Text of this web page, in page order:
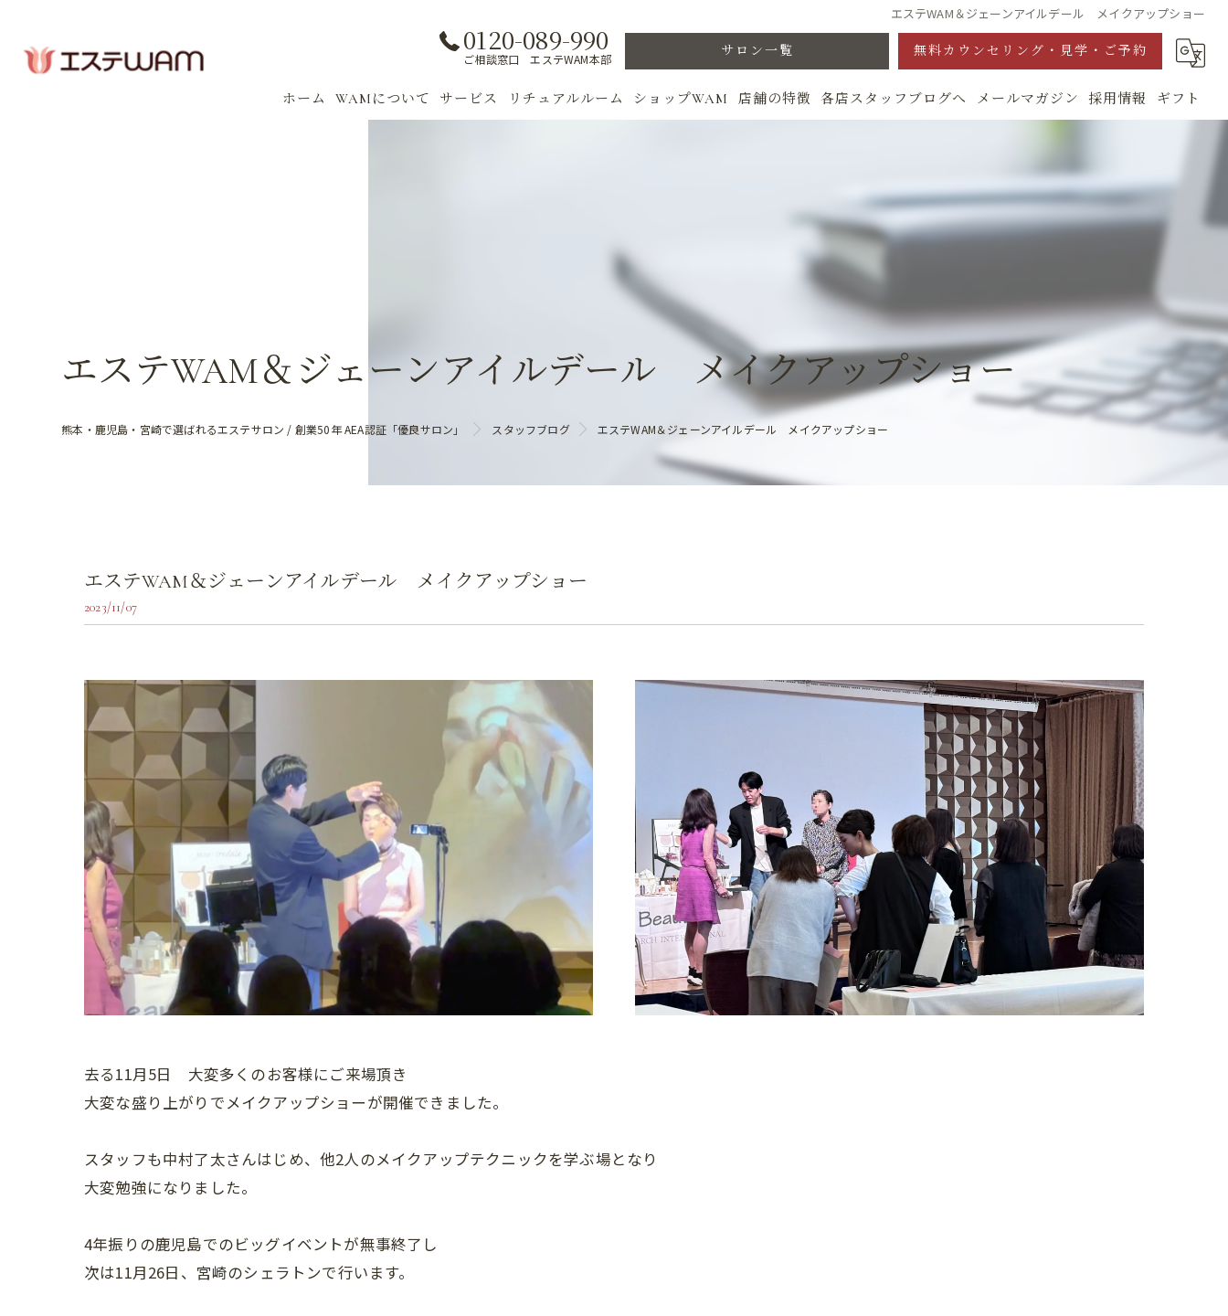
エステWAM＆ジェーンアイルデール メイクアップショー
0120-089-990
ご相談窓口 エステWAM本部
サロン一覧 無料カウンセリング・見学・ご予約
ホーム WAMについて サービス
女性専用フィットネス
リチュアルルーム ショップWAM 店舗の特徴
スキンケア
各店スタッフブログへ メールマガジン 採用情報 ギフト
エステWAM＆ジェーンアイルデール メイクアップショー
熊本・鹿児島・宮崎で選ばれるエステサロン / 創業50年 AEA認証「優良サロン」 スタッフブログ エステWAM＆ジェーンアイルデール メイクアップショー
エステWAM＆ジェーンアイルデール メイクアップショー
2023/11/07
去る11月5日 大変多くのお客様にご来場頂き
大変な盛り上がりでメイクアップショーが開催できました。
スタッフも中村了太さんはじめ、他2人のメイクアップテクニックを学ぶ場となり
大変勉強になりました。
4年振りの鹿児島でのビッグイベントが無事終了し
次は11月26日、宮崎のシェラトンで行います。